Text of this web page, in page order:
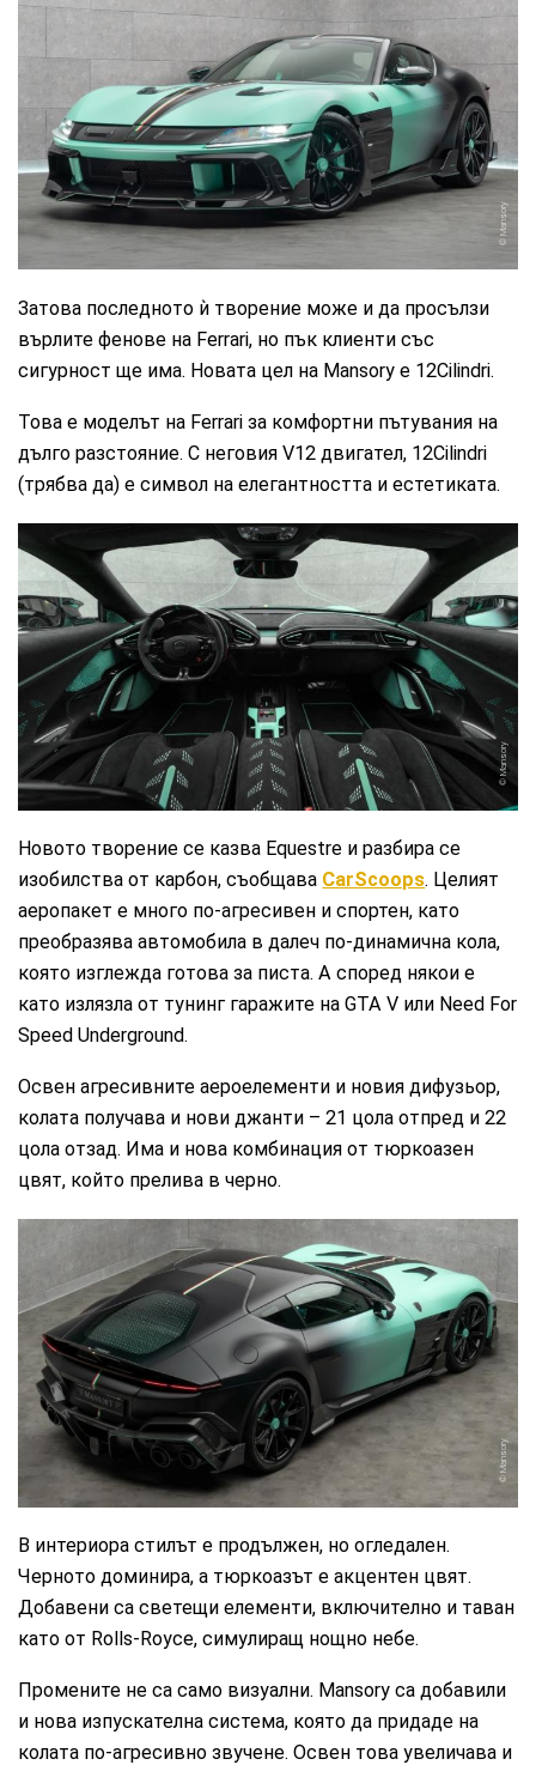
Mansory
Затова последното ѝ творение може и да просълзи
върлите фенове на Ferrari, но пък клиенти със
сигурност ще има. Новата цел на Mansory е 12Cilindri.
Това е моделът на Ferrari за комфортни пътувания на
дълго разстояние. С неговия V12 двигател, 12Cilindri
(трябва да) е символ на елегантността и естетиката.
Mansory
Новото творение се казва Equestre и разбира се
изобилства от карбон, съобщава CarScoops. Целият
аеропакет е много по-агресивен и спортен, като
преобразява автомобила в далеч по-динамична кола,
която изглежда готова за писта. А според някои е
като излязла от тунинг гаражите на GTA V или Need For
Speed Underground.
Освен агресивните аероелементи и новия дифузьор,
колата получава и нови джанти – 21 цола отпред и 22
цола отзад. Има и нова комбинация от тюркоазен
цвят, който прелива в черно.
Mansory
В интериора стилът е продължен, но огледален.
Черното доминира, а тюркоазът е акцентен цвят.
Добавени са светещи елементи, включително и таван
като от Rolls-Royce, симулиращ нощно небе.
Промените не са само визуални. Mansory са добавили
и нова изпускателна система, която да придаде на
колата по-агресивно звучене. Освен това увеличава и